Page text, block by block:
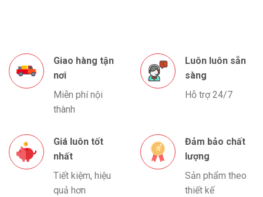
Giao hàng tận
nơi
Miễn phí nội
thành
Luôn luôn sẵn
sàng
Hỗ trợ 24/7
Giá luôn tốt
nhất
Tiết kiệm, hiệu
quả hơn
Đảm bảo chất
lượng
Sản phẩm theo
thiết kế